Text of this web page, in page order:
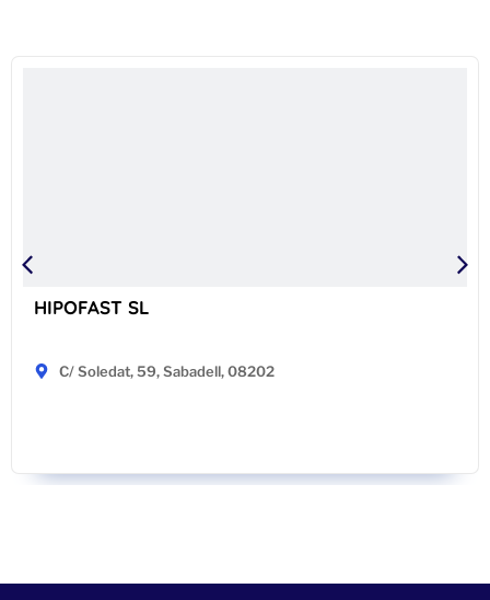
HIPOFAST SL
C/ Soledat, 59, Sabadell, 08202